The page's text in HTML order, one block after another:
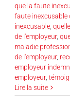
que la faute
faute inexcusable
inexcusable
de l'employeur,
maladie
de l'employeur,
employeur
employeur,
Lire la suite